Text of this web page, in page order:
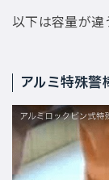
以下は容量が違
アルミ特殊